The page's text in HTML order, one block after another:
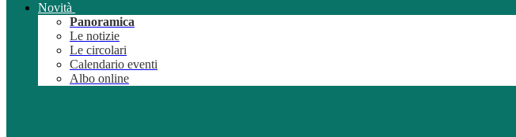
Novità
Panoramica
Le notizie
Le circolari
Calendario eventi
Albo online